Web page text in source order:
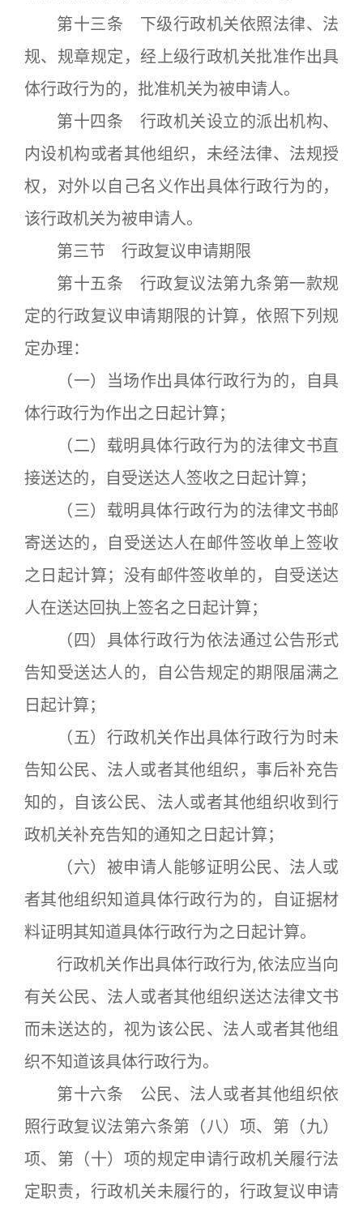
第十三条 下级行政机关依照法律、法
规、规章规定，经上级行政机关批准作出具
体行政行为的，批准机关为被申请人。
第十四条 行政机关设立的派出机构、
内设机构或者其他组织，未经法律、法规授
权，对外以自己名义作出具体行政行为的，
该行政机关为被申请人。
第三节 行政复议申请期限
第十五条 行政复议法第九条第一款规
定的行政复议申请期限的计算，依照下列规
定办理：
（一）当场作出具体行政行为的，自具
体行政行为作出之日起计算；
（二）载明具体行政行为的法律文书直
接送达的，自受送达人签收之日起计算；
（三）载明具体行政行为的法律文书邮
寄送达的，自受送达人在邮件签收单上签收
之日起计算；没有邮件签收单的，自受送达
人在送达回执上签名之日起计算；
（四）具体行政行为依法通过公告形式
告知受送达人的，自公告规定的期限届满之
日起计算；
（五）行政机关作出具体行政行为时未
告知公民、法人或者其他组织，事后补充告
知的，自该公民、法人或者其他组织收到行
政机关补充告知的通知之日起计算；
（六）被申请人能够证明公民、法人或
者其他组织知道具体行政行为的，自证据材
料证明其知道具体行政行为之日起计算。
行政机关作出具体行政行为,依法应当向
有关公民、法人或者其他组织送达法律文书
而未送达的，视为该公民、法人或者其他组
织不知道该具体行政行为。
第十六条 公民、法人或者其他组织依
照行政复议法第六条第（八）项、第（九）
项、第（十）项的规定申请行政机关履行法
定职责，行政机关未履行的，行政复议申请